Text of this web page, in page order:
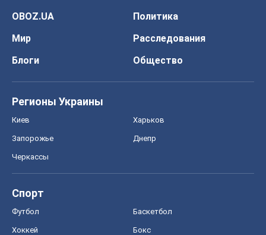
OBOZ.UA
Политика
Мир
Расследования
Блоги
Общество
Регионы Украины
Киев Харьков
Запорожье Днепр
Черкассы
Спорт
Футбол Баскетбол
Хоккей Бокс